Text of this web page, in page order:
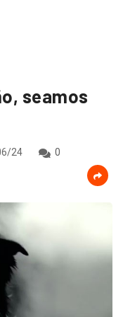
seamos
24
0